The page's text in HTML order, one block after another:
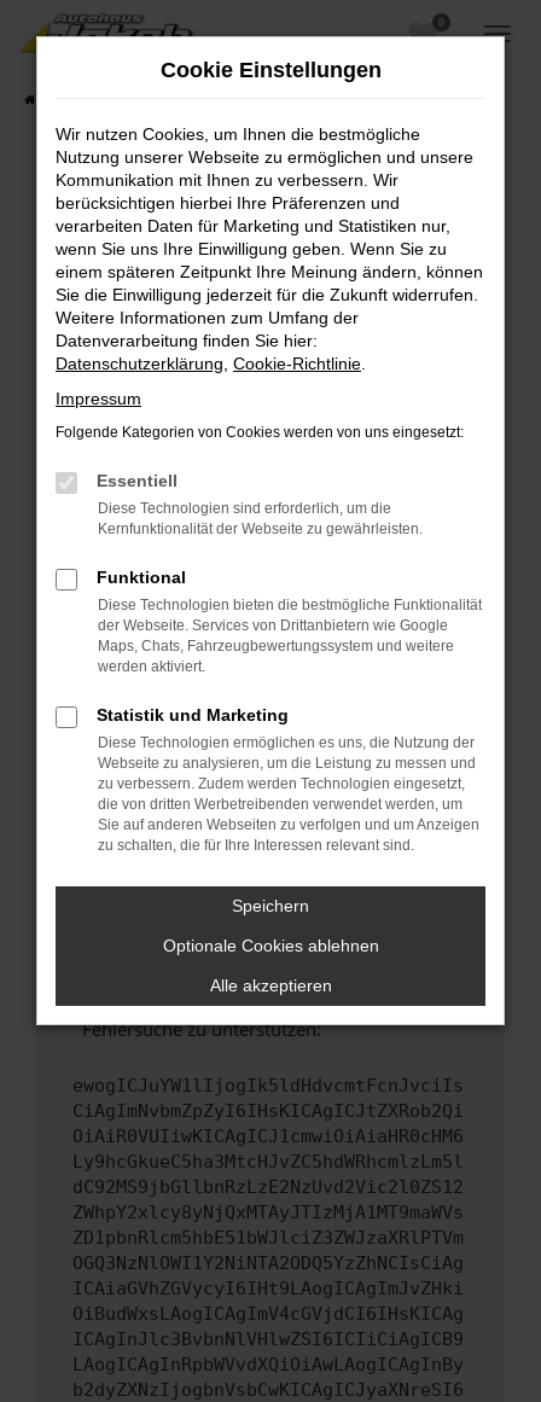
Zum
Hauptinhalt
0
Fehler: Network Error
Beim Laden ist ein Fehler aufgetreten.
Hier sind ein paar Tipps, die dir helfen können:
Überprüfe deine Firewall und deine
Internetverbindung.
Laden andere Webseiten, zum Beispiel deine
Suchmaschine?
Prüfe deine Browsererweiterungen.
Manche Erweiterungen, wie Werbeblocker,
können das Laden bestimmter Seiten
verhindern. Funktioniert die Seite in einem
Fenster?
Starte dein Gerät neu.
Das kann manchmal helfen, vorübergehende
Probleme zu beheben.
Betriebssystem auf dem neuesten Stand
sind.
Veraltete Software birgt nicht nur ein
Sicherheitsrisiko, sondern kann auch dazu
führen, dass bestimmte Funktionen nicht mehr
unterstützt werden.
Wende dich an den Webseitenbetreiber.
Wenn du alle oben genannten Schritte versucht
hast, kontaktiere uns bitte. Wir werden
versuchen, das Problem zu beheben. Du kannst
uns diesen Text schicken, um uns bei der
Fehlersuche zu unterstützen:
ewogICJuYW1lIjogIk5ldHdvcmtFcnJvciIs
CiAgImNvbmZpZyI6IHsKICAgICJtZXRob2Qi
OiAiR0VUIiwKICAgICJ1cmwiOiAiaHR0cHM6
Ly9hcGkueC5ha3MtcHJvZC5hdWRhcmlzLm5l
dC92MS9jbGllbnRzLzE2NzUvd2Vic2l0ZS12
ZWhpY2xlcy8yNjQxMTAyJTIzMjA1MT9maWVs
ZD1pbnRlcm5hbE51bWJlciZ3ZWJzaXRlPTVm
OGQ3NzNlOWI1Y2NiNTA2ODQ5YzZhNCIsCiAg
ICAiaGVhZGVycyI6IHt9LAogICAgImJvZHki
OiBudWxsLAogICAgImV4cGVjdCI6IHsKICAg
ICAgInJlc3BvbnNlVHlwZSI6ICIiCiAgICB9
LAogICAgInRpbWVvdXQiOiAwLAogICAgInBy
b2dyZXNzIjogbnVsbCwKICAgICJyaXNreSI6
Cookie Einstellungen
Wir nutzen Cookies, um Ihnen die bestmögliche
Nutzung unserer Webseite zu ermöglichen und unsere
Kommunikation mit Ihnen zu verbessern. Wir
berücksichtigen hierbei Ihre Präferenzen und
verarbeiten Daten für Marketing und Statistiken nur,
wenn Sie uns Ihre Einwilligung geben. Wenn Sie zu
einem späteren Zeitpunkt Ihre Meinung ändern, können
Sie die Einwilligung jederzeit für die Zukunft widerrufen.
Weitere Informationen zum Umfang der
Datenverarbeitung finden Sie hier:
Datenschutzerklärung Cookie-Richtlinie
Impressum
Folgende Kategorien von Cookies werden von uns eingesetzt:
Essentiell
Diese Technologien sind erforderlich, um die
Kernfunktionalität der Webseite zu gewährleisten.
Funktional
Diese Technologien bieten die bestmögliche Funktionalität
der Webseite. Services von Drittanbietern wie Google
Maps, Chats, Fahrzeugbewertungssystem und weitere
werden aktiviert.
Statistik und Marketing
Diese Technologien ermöglichen es uns, die Nutzung der
Webseite zu analysieren, um die Leistung zu messen und
zu verbessern. Zudem werden Technologien eingesetzt,
die von dritten Werbetreibenden verwendet werden, um
Sie auf anderen Webseiten zu verfolgen und um Anzeigen
zu schalten, die für Ihre Interessen relevant sind.
Speichern
Optionale Cookies ablehnen
Alle akzeptieren